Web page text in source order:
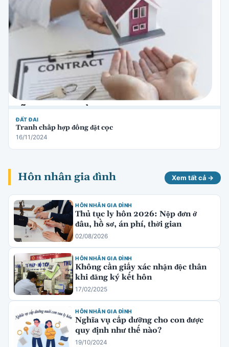
ĐẤT ĐAI
Tranh chấp hợp đồng đặt cọc
16/11/2024
Hôn nhân gia đình Xem tất cả →
HÔN NHÂN GIA ĐÌNH
Thủ tục ly hôn 2026: Nộp đơn ở
đâu, hồ sơ, án phí, thời gian
02/08/2026
HÔN NHÂN GIA ĐÌNH
Không cần giấy xác nhận độc thân
khi đăng ký kết hôn
17/02/2025
HÔN NHÂN GIA ĐÌNH
Nghĩa vụ cấp dưỡng cho con được
quy định như thế nào?
19/10/2024